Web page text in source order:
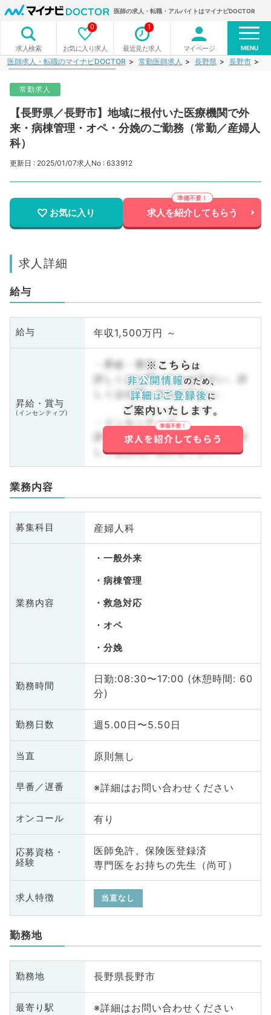
医師の求人・転職・アルバイトはマイナビDOCTOR
求人検索 お気に入り求人
0
最近見た求人
1
マイページ MENU
医師求人・転職のマイナビDOCTOR 常勤医師求人 長野県 長野市
常勤求人
【長野県／長野市】地域に根付いた医療機関で外
来・病棟管理・オペ・分娩のご勤務（常勤／産婦人
科）
更新日 : 2025/01/07求人No : 633912
お気に入り 求人を紹介してもらう
求人詳細
給与
給与 年収1,500万円 ～
昇給・賞与
(インセンティブ)
・昇給・賞与
詳しくはお問い合わせ下さい。詳
しくはお問い合わせ下さい。
・インセンティブ
詳しくはお問い合わせ下さい。詳
しくはお問い合わせ下さい。
業務内容
募集科目 産婦人科
業務内容
一般外来
病棟管理
救急対応
オペ
分娩
勤務時間
日勤:08:30〜17:00 (休憩時間: 60
分)
勤務日数 週5.00日〜5.50日
当直 原則無し
早番／遅番 ※詳細はお問い合わせください
オンコール 有り
応募資格・
経験
医師免許、保険医登録済
専門医をお持ちの先生（尚可）
求人特徴 当直なし
勤務地
勤務地 長野県長野市
最寄り駅 ※詳細はお問い合わせください